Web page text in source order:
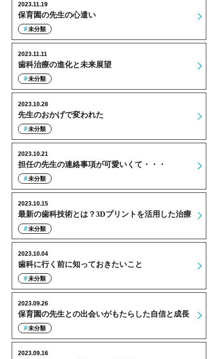
保育園の先生の心遣い
2023.11.19
未分類
歯科治療の進化と未来展望
2023.11.11
未分類
先生のおかげで変われた
2023.10.28
未分類
担任の先生の連絡事項が可愛いくて・・・
2023.10.21
未分類
最新の歯科技術とは？3Dプリントを活用した治療
2023.10.15
未分類
歯科に行く前に知っておきたいこと
2023.10.04
未分類
保育園の先生との出会いがもたらした自信と成長
2023.09.26
未分類
2023.09.16